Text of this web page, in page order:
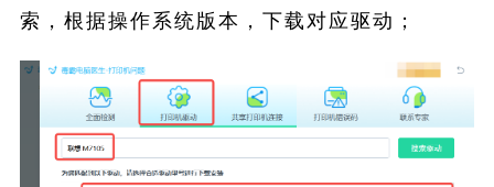
索，根据操作系统版本，下载对应驱动；